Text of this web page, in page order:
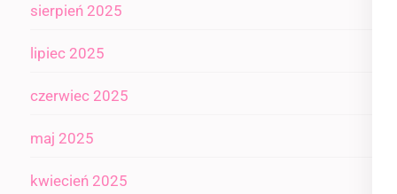
sierpień 2025
lipiec 2025
czerwiec 2025
maj 2025
kwiecień 2025